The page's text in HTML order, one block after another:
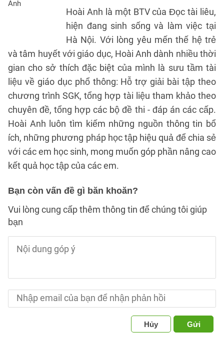
Hoài Anh là một BTV của Đọc tài liêu,
hiện đang sinh sống và làm việc tại
Hà Nội. Với lòng yêu mến thế hệ trẻ
và tâm huyết với giáo dục, Hoài Anh dành nhiều thời
gian cho sở thích đặc biệt của mình là sưu tầm tài
liệu về giáo dục phổ thông: Hỗ trợ giải bài tập theo
chương trình SGK, tổng hợp tài liệu tham khảo theo
chuyên đề, tổng hợp các bộ đề thi - đáp án các cấp.
Hoài Anh luôn tìm kiếm những nguồn thông tin bổ
ích, những phương pháp học tập hiệu quả để chia sẻ
với các em học sinh, mong muốn góp phần nâng cao
kết quả học tập của các em.
Bạn còn vấn đề gì băn khoăn?
Vui lòng cung cấp thêm thông tin để chúng tôi giúp
bạn
Hủy Gửi